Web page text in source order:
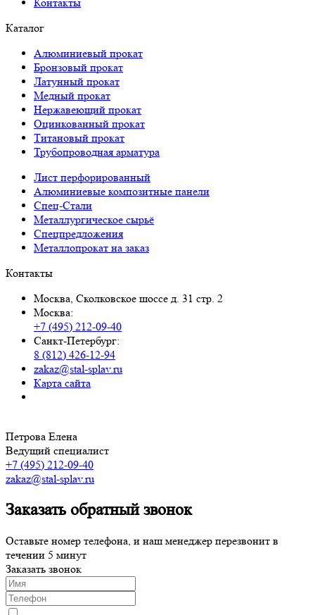
Каталог
Алюминиевый прокат
Бронзовый прокат
Латунный прокат
Медный прокат
Нержавеющий прокат
Оцинкованный прокат
Титановый прокат
Трубопроводная арматура
Лист перфорированный
Алюминиевые композитные панели
Спец-Стали
Металлургическое сырьё
Спецпредложения
Металлопрокат на заказ
Контакты
Москва, Сколковское шоссе д. 31 стр. 2
Москва:
+7 (495) 212-09-40
Санкт-Петербург:
8 (812) 426-12-94
zakaz@stal-splav.ru
Карта сайта
Петрова Елена
Ведущий специалист
+7 (495) 212-09-40
zakaz@stal-splav.ru
Заказать обратный звонок
Оставьте номер телефона, и наш менеджер перезвонит в
течении 5 минут
Заказать звонок